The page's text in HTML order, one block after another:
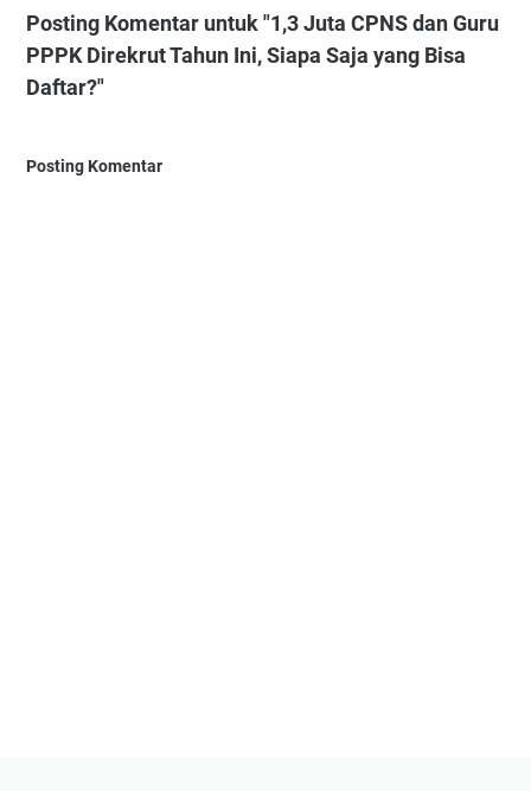
Posting Komentar untuk "1,3 Juta CPNS dan Guru
PPPK Direkrut Tahun Ini, Siapa Saja yang Bisa
Daftar?"
Posting Komentar